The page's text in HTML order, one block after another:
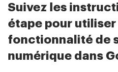
Suivez les
étape pour utiliser
fonctionnalité de
numérique dans